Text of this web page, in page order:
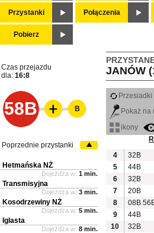
Przystanki Połączenia
Pobierz
JANÓW
Czas przejazdu
dla: 16:8
58B
Przesiadki
Pokaż na
ikony
4
32B
5
44B
6
32B
7
20B
8
08B
9
44B
10
32B
B
Poprzednie przystanki
Hetmańska NŻ
Dojeżdża w: 1 min.
Transmisyjna
Dojeżdża w: 3 min.
Kosodrzewiny NŻ
Dojeżdża w: 5 min.
Iglasta
Dojeżdża w: 8 min.